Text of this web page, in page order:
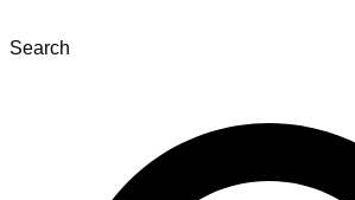
Search